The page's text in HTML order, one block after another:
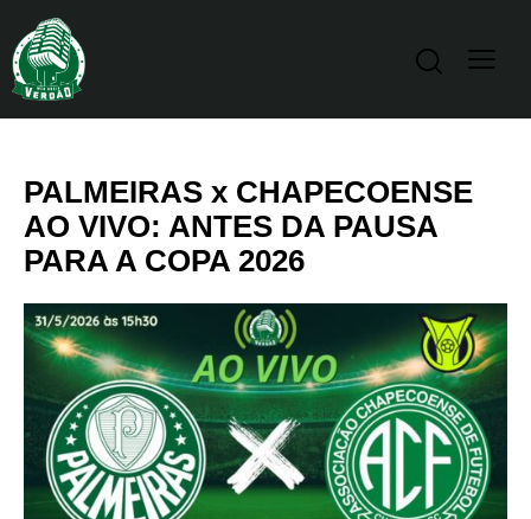
PALMEIRAS x CHAPECOENSE
AO VIVO: ANTES DA PAUSA
PARA A COPA 2026